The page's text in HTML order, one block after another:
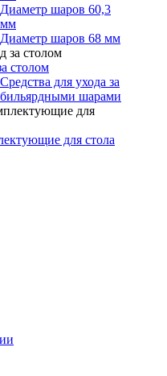
Диаметр шаров 60,3
мм
Диаметр шаров 68 мм
столом
Средства для ухода за
бильярдными шарами
для стола